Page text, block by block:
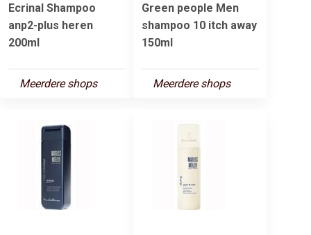
Ecrinal Shampoo
anp2-plus heren
200ml
Meerdere shops
Green people Men
shampoo 10 itch away
150ml
Meerdere shops